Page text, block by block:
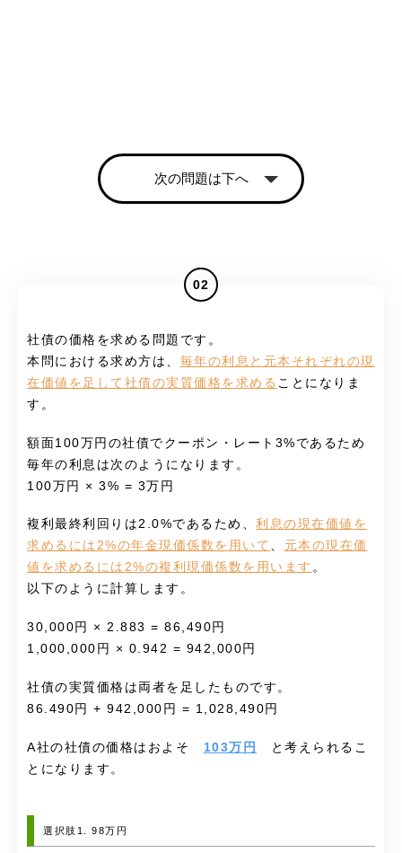
次の問題は下へ
02
社債の価格を求める問題です。
本問における求め方は、 毎年の利息と元本それぞれの現
在価値を足して社債の実質価格を求める ことになりま
す。
額面100万円の社債でクーポン・レート3%であるため
毎年の利息は次のようになります。
100万円 × 3% = 3万円
複利最終利回りは2.0%であるため、 利息の現在価値を
求めるには2%の年金現価係数を用いて 、 元本の現在価
値を求めるには2%の複利現価係数を用います 。
以下のように計算します。
30,000円 × 2.883 = 86,490円
1,000,000円 × 0.942 = 942,000円
社債の実質価格は両者を足したものです。
86.490円 + 942,000円 = 1,028,490円
A社の社債の価格はおよそ 103万円
と考えられるこ
とになります。
選択肢1. 98万円